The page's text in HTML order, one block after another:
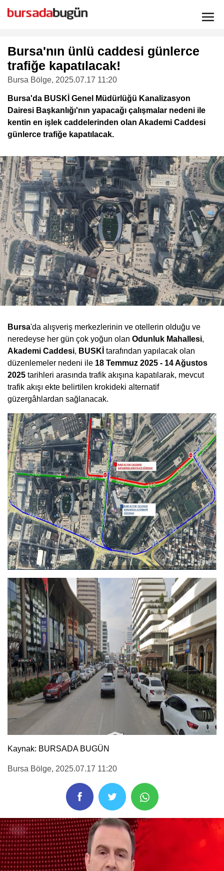
Bursa'nın ünlü caddesi günlerce
trafiğe kapatılacak!
Bursa Bölge, 2025.07.17 11:20
Bursa'da BUSKİ Genel Müdürlüğü Kanalizasyon
Dairesi Başkanlığı'nın yapacağı çalışmalar nedeni ile
kentin en işlek caddelerinden olan Akademi Caddesi
günlerce trafiğe kapatılacak.
Bursa'da alışveriş merkezlerinin ve otellerin olduğu ve
neredeyse her gün çok yoğun olan Odunluk Mahallesi,
Akademi Caddesi, BUSKİ tarafından yapılacak olan
düzenlemeler nedeni ile 18 Temmuz 2025 - 14 Ağustos
2025 tarihleri arasında trafik akışına kapatılarak, mevcut
trafik akışı ekte belirtilen krokideki alternatif
güzergâhlardan sağlanacak.
Kaynak: BURSADA BUGÜN
Bursa Bölge, 2025.07.17 11:20